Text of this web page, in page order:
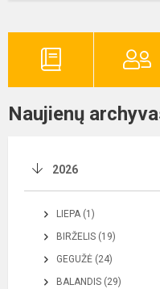
Naujienų
2026
LIEPA (1)
BIRŽELIS (19)
GEGUŽĖ (24)
BALANDIS (29)